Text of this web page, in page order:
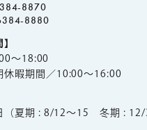
8870
8880
～18:00
休暇期間／10:00～16:00
（夏期 : 8/12〜15 冬期 : 12/